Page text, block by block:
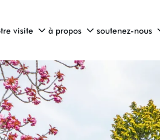
visite à propos soutenez-nous